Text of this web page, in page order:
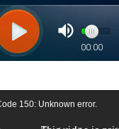
150: Unknown error.